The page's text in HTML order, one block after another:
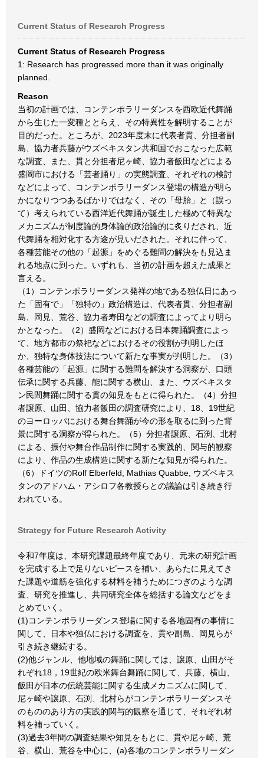
Current Status of Research Progress
Current Status of Research Progress
1: Research has progressed more than it was originally
planned.
Reason
当初の計画では、コンテンポラリーダンスを西欧近代舞踊
から生じた一変種ととらえ、その特異性を解明することが
目的だった。ところが、2023年度末に代表者貫、分担者副
島、協力者兵藤がウズベキスタン共和国でおこなった広範
な調査、また、貫と分担者尼ヶ崎、協力者飯田などによる
盛岡市における「芸者踊り」の実態調査、それぞれの検討
などによって、コンテンポラリーダンス登場の構造が明ら
かになりつつあるばかりではなく、その「母胎」と（誤っ
て）考えられている西洋近代舞踊が誕生した極めて特異な
メカニズムが制度論的身体論的政治論的に炙りだされ、近
代舞踊を相対化する方途が見いだされた。それに伴って、
各種芸能その他の「起源」をめぐる難問の解決をも見込ま
れる地点に到った。いずれも、当初の計画を超えた成果と
言える。
（1）コンテンポラリーダンス発祥の地である独仏日にあっ
た「固有で」「独特の」政治構造は、代表者貫、分担者副
島、岡見、荒谷、協力者寿田などの調査によってより明ら
かとなった。（2）盛岡などにおける日本舞踊調査によっ
て、地方都市の祭祀などにおけるその役割が判明したほ
か、独特な身体技法について新たな事実が判明した。（3）
各種芸能の「起源」に関する難問を解決する洞察が、口頭
伝承に関する兵藤、能に関する横山、また、ウズベキスタ
ン民間舞踊に関する貫の知見をもとに得られた。（4）分担
者譲原、山田、協力者飯田の調査研究により、18、19世紀
のヨーロッパにおける舞台舞踊が今の形を取るに到った背
景に関する洞察が得られた。（5）分担者譲原、石渕、北村
による、振付や舞台作品制作に関する実践的、関与的観察
により、作品の生成構造に関する新たな知見が得られた。
（6）ドイツのRolf Elberfeld, Mathias Quabbe, ウズベキス
タンのアドハム・アシロフ各教授らとの議論は引き続き行
われている。
Strategy for Future Research Activity
令和7年度は、本研究課題最終年度であり、元来の研究計画
を完成する上で足りないピースを補い、あらたに見えてき
た課題や道筋を強化する材料を補うためにつぎのような調
査、研究を推進し、共同研究全体を総括する論文などをま
とめていく。
(1)コンテンポラリーダンス登場に関する各地固有の事情に
関して、日本や独仏における調査を、貫や副島、岡見らが
引き続き継続する。
(2)他ジャンル、他地域の舞踊に関しては、譲原、山田がそ
れぞれ18，19世紀の欧米舞台舞踊に関して、兵藤、横山、
飯田が日本の伝統芸能に関する生成メカニズムに関して、
尼ヶ崎や譲原、石渕、北村らがコンテンポラリーダンスそ
のもののあり方の実践的関与的観察を通じて、それぞれ材
料を補っていく。
(3)過去3年間の調査結果や知見をもとに、貫や尼ヶ崎、荒
谷、横山、荒谷を中心に、(a)各地のコンテンポラリーダン